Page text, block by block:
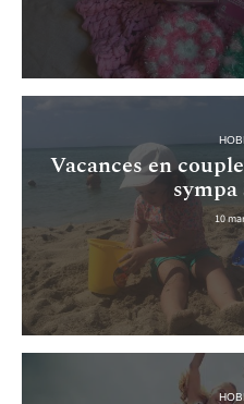
Vacances en
10